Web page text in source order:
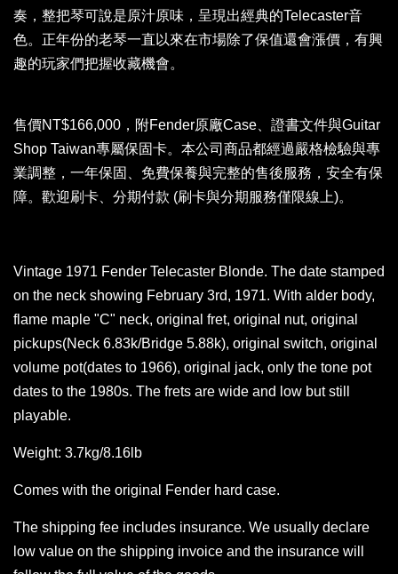
奏，整把琴可說是原汁原味，呈現出經典的Telecaster音
色。正年份的老琴一直以來在市場除了保值還會漲價，有興
趣的玩家們把握收藏機會。
售價NT$166,000，附Fender原廠Case、證書文件與Guitar
Shop Taiwan專屬保固卡。本公司商品都經過嚴格檢驗與專
業調整，一年保固、免費保養與完整的售後服務，安全有保
障。歡迎刷卡、分期付款 (刷卡與分期服務僅限線上)。
Vintage 1971 Fender Telecaster Blonde. The date stamped
on the neck showing February 3rd, 1971. With alder body,
flame maple "C" neck, original fret, original nut, original
pickups(Neck 6.83k/Bridge 5.88k), original switch, original
volume pot(dates to 1966), original jack, only the tone pot
dates to the 1980s. The frets are wide and low but still
playable.
Weight: 3.7kg/8.16lb
Comes with the original Fender hard case.
The shipping fee includes insurance. We usually declare
low value on the shipping invoice and the insurance will